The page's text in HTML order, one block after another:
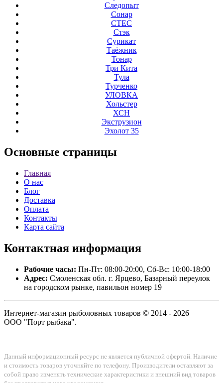
Следопыт
Сонар
СТЕС
Стэк
Сурикат
Таёжник
Тонар
Три Кита
Тула
Турченко
УЛОВКА
Хольстер
ХСН
Экструзион
Эхолот 35
Основные страницы
Главная
О нас
Блог
Доставка
Оплата
Контакты
Карта сайта
Контактная информация
Рабочие часы: Пн-Пт: 08:00-20:00, Сб-Вс: 10:00-18:00
Адрес: Смоленская обл. г. Ярцево, Базарный переулок
на городском рынке, павильон номер 19
Интернет-магазин рыболовных товаров © 2014 - 2026
ООО "Порт рыбака".
Данный информационный ресурс не является публичной офертой. Наличие
и стоимость товаров уточняйте по телефону. Производители оставляют за
собой право изменять технические характеристики и внешний вид товаров